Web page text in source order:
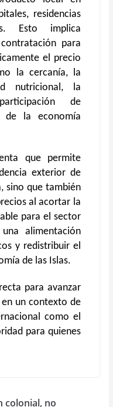
residencias
Esto implica
para
el precio
la cercanía, la
nutricional, la
de
de la economía
que permite
exterior de
sino que también
al acortar la
para el sector
alimentación
y redistribuir el
de las Islas.
para avanzar
un contexto de
como el
para quienes
colonial, no